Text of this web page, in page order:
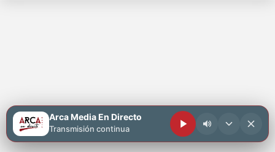
Arca Media En Directo
Transmisión continua